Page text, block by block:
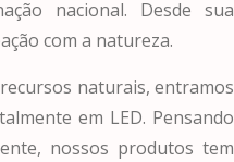
nacional. Desde sua
com a natureza.
naturais, entramos
em LED. Pensando
nossos produtos tem